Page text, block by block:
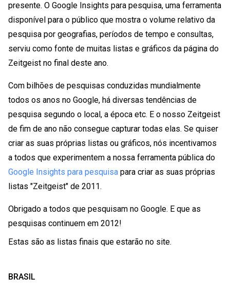
presente. O Google Insights para pesquisa, uma ferramenta
disponível para o público que mostra o volume relativo da
pesquisa por geografias, períodos de tempo e consultas,
serviu como fonte de muitas listas e gráficos da página do
Zeitgeist no final deste ano.
Com bilhões de pesquisas conduzidas mundialmente
todos os anos no Google, há diversas tendências de
pesquisa segundo o local, a época etc. E o nosso Zeitgeist
de fim de ano não consegue capturar todas elas. Se quiser
criar as suas próprias listas ou gráficos, nós incentivamos
a todos que experimentem a nossa ferramenta pública do
Google Insights para pesquisa para criar as suas próprias
listas "Zeitgeist" de 2011.
Obrigado a todos que pesquisam no Google. E que as
pesquisas continuem em 2012!
Estas são as listas finais que estarão no site.
BRASIL